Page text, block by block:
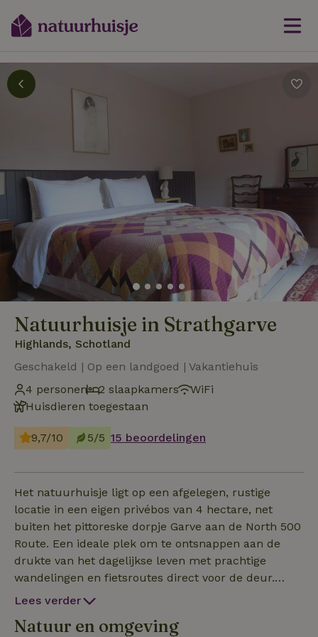
Natuurhuisje in Strathgarve
Highlands, Schotland
Geschakeld | Op een landgoed | Vakantiehuis
4 personen
2 slaapkamers
WiFi
Huisdieren toegestaan
9,7/10 5/5 15 beoordelingen
Het natuurhuisje ligt op een afgelegen, rustige
locatie in een eigen privébos van 4 hectare, net
buiten het pittoreske dorpje Garve aan de North 500
Route. Een ideale plek om te ontsnappen aan de
drukte van het dagelijkse leven met prachtige
wandelingen en fietsroutes direct voor de deur.
Deze cottage is een Victoriaans huisje dat volledig en
gasten genieten van een comfortabel en ontspannen
Lees verder
Natuur en omgeving